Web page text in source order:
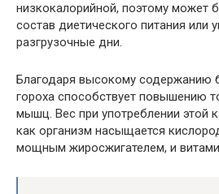
низкокалорийной, поэтому может
состав диетического питания или
разгрузочные дни.
Благодаря высокому содержанию
гороха способствует повышению
мышц. Вес при употреблении этой
как организм насыщается
мощным жиросжигателем, и